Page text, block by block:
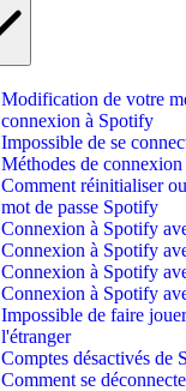
Modification de votre
connexion à Spotify
Impossible de se
Méthodes de
Comment réinitialiser
mot de passe Spotify
Connexion à Spotify
Connexion à Spotify
Connexion à Spotify
Connexion à Spotify
Impossible de faire
l'étranger
Comptes désactivés de
Comment se